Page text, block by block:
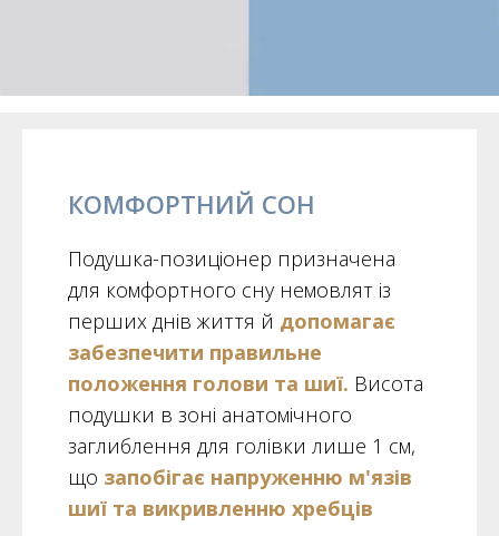
КОМФОРТНИЙ СОН
Подушка-позиціонер призначена
для комфортного сну немовлят із
перших днів життя й допомагає
забезпечити правильне
положення голови та шиї. Висота
подушки в зоні анатомічного
заглиблення для голівки лише 1 см,
що запобігає напруженню м'язів
шиї та викривленню хребців